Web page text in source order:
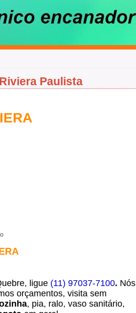
Paulista
ligue (11) 97037-7100. Nós
orçamentos, visita sem
, pia, ralo, vaso sanitário,